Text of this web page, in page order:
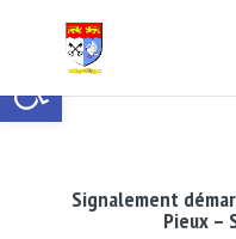
Ouvrir la barre d’outils
Signalement
Pieux –